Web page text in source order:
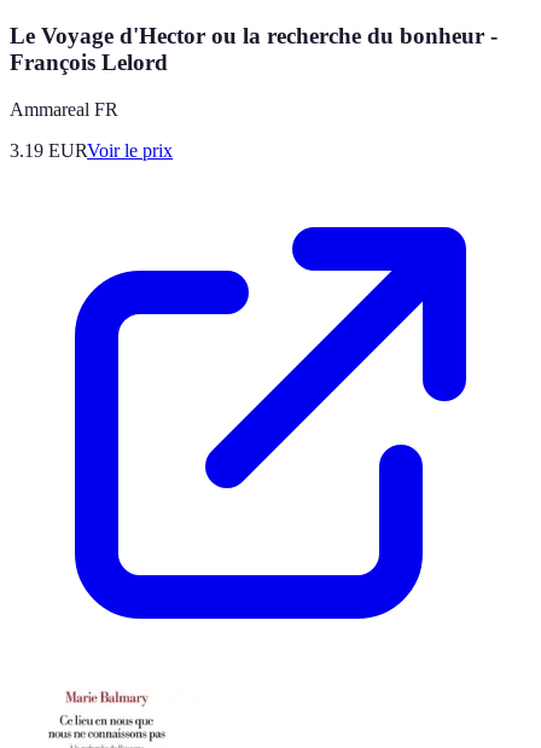
Le Voyage d'Hector ou la recherche du bonheur -
François Lelord
Ammareal FR
3.19 EURVoir le prix